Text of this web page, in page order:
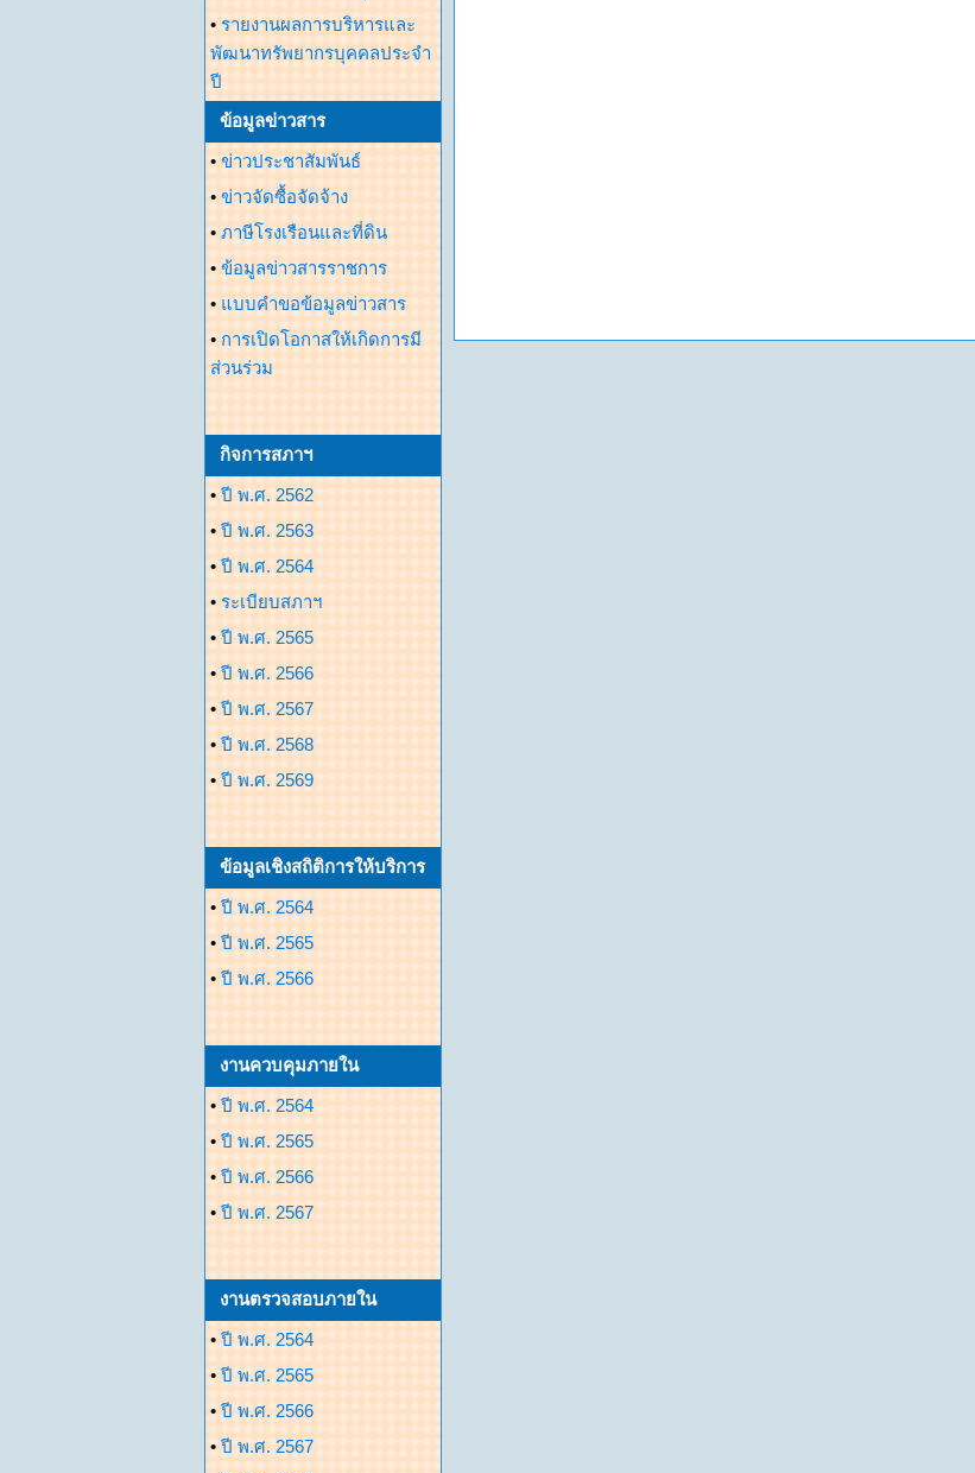
• รายงานผลการบริหารและ
พัฒนาทรัพยากรบุคคลประจำ
ปี
ข้อมูลข่าวสาร
• ข่าวประชาสัมพันธ์
• ข่าวจัดซื้อจัดจ้าง
• ภาษีโรงเรือนและที่ดิน
• ข้อมูลข่าวสารราชการ
• แบบคำขอข้อมูลข่าวสาร
• การเปิดโอกาสให้เกิดการมี
ส่วนร่วม
กิจการสภาฯ
• ปี พ.ศ. 2562
• ปี พ.ศ. 2563
• ปี พ.ศ. 2564
• ระเบียบสภาฯ
• ปี พ.ศ. 2565
• ปี พ.ศ. 2566
• ปี พ.ศ. 2567
• ปี พ.ศ. 2568
• ปี พ.ศ. 2569
ข้อมูลเชิงสถิติการให้บริการ
• ปี พ.ศ. 2564
• ปี พ.ศ. 2565
• ปี พ.ศ. 2566
งานควบคุมภายใน
• ปี พ.ศ. 2564
• ปี พ.ศ. 2565
• ปี พ.ศ. 2566
• ปี พ.ศ. 2567
งานตรวจสอบภายใน
• ปี พ.ศ. 2564
• ปี พ.ศ. 2565
• ปี พ.ศ. 2566
• ปี พ.ศ. 2567